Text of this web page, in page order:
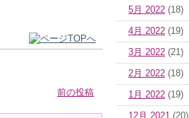
前の投稿
5月 2022 (18)
4月 2022 (19)
3月 2022 (21)
2月 2022 (18)
1月 2022 (19)
12月 2021 (20)